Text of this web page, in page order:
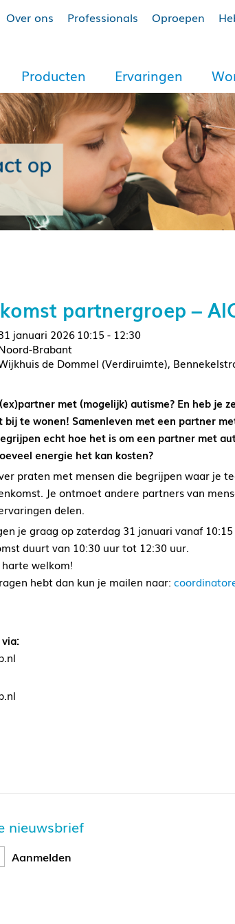
Over ons Professionals Oproepen
Producten Ervaringen
partnergroep –
januari 2026 10:15 - 12:30
Brabant
de Dommel (Verdiruimte),
met (mogelijk) autisme? En heb je
bij te wonen! Samenleven met een partner
echt hoe het is om een partner met
energie het kan kosten?
praten met mensen die begrijpen waar je
Je ontmoet andere partners van
delen.
je graag op zaterdag 31 januari vanaf
duurt van 10:30 uur tot 12:30 uur.
harte welkom!
hebt dan kun je mailen naar:
nieuwsbrief